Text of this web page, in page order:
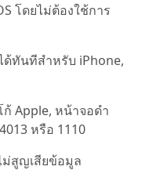
โดยไม่ต้องใช้การ
ทันทีสำหรับ iPhone,
Apple, หน้าจอดำ
หรือ 1110
ม่สูญเสียข้อมูล